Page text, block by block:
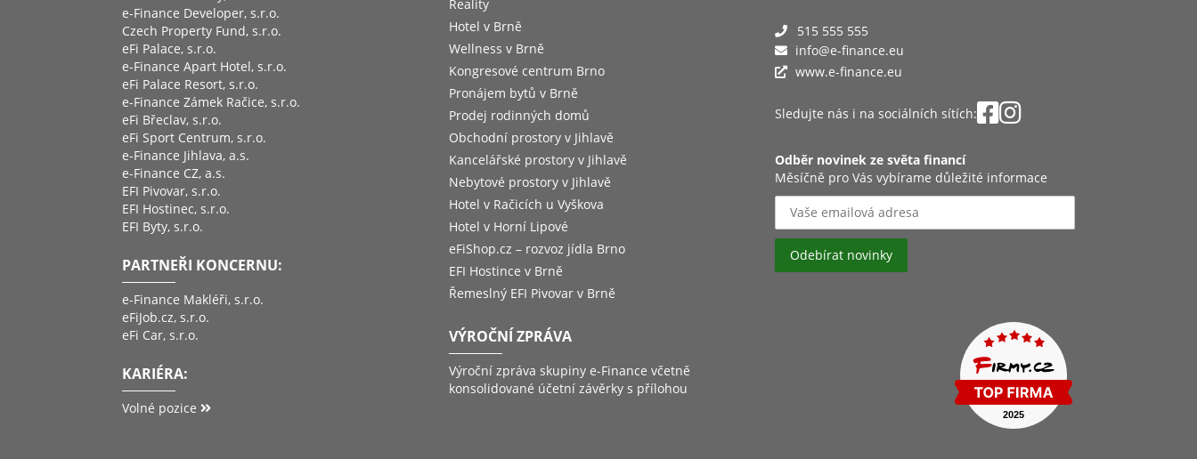
e-Finance Developer, s.r.o.
Czech Property Fund, s.r.o.
eFi Palace, s.r.o.
e-Finance Apart Hotel, s.r.o.
eFi Palace Resort, s.r.o.
e-Finance Zámek Račice, s.r.o.
eFi Břeclav, s.r.o.
eFi Sport Centrum, s.r.o.
e-Finance Jihlava, a.s.
e-Finance CZ, a.s.
EFI Pivovar, s.r.o.
EFI Hostinec, s.r.o.
EFI Byty, s.r.o.
PARTNEŘI KONCERNU:
e-Finance Makléři, s.r.o.
eFiJob.cz, s.r.o.
eFi Car, s.r.o.
KARIÉRA:
Volné pozice
Reality
Hotel v Brně
Wellness v Brně
Kongresové centrum Brno
Pronájem bytů v Brně
Prodej rodinných domů
Obchodní prostory v Jihlavě
Kancelářské prostory v Jihlavě
Nebytové prostory v Jihlavě
Hotel v Račicích u Vyškova
Hotel v Horní Lipové
eFiShop.cz – rozvoz jídla Brno
EFI Hostince v Brně
Řemeslný EFI Pivovar v Brně
VÝROČNÍ ZPRÁVA
Výroční zpráva skupiny e-Finance včetně
konsolidované účetní závěrky s přílohou
515 555 555
info@e-finance.eu
www.e-finance.eu
Sledujte nás i na sociálních sítích:
Odběr novinek ze světa financí
Měsíčně pro Vás vybírame důležité informace